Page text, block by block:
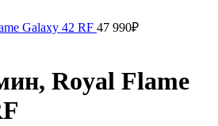
Galaxy 42 RF 47 990₽
Royal Flame